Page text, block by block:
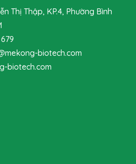
Thị Thập, KP.4, Phường Bình
biotech.com
biotech.com